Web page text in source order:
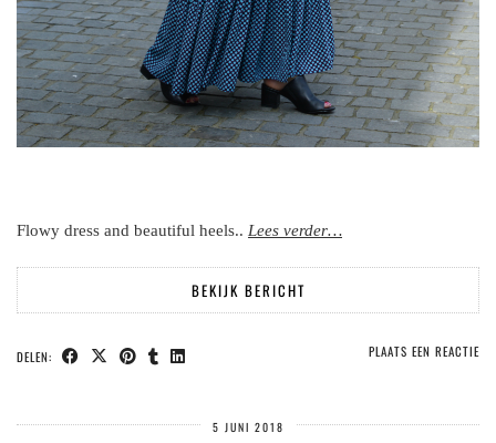
Flowy dress and beautiful heels.. Lees verder…
BEKIJK BERICHT
DELEN: PLAATS EEN REACTIE
5 JUNI 2018